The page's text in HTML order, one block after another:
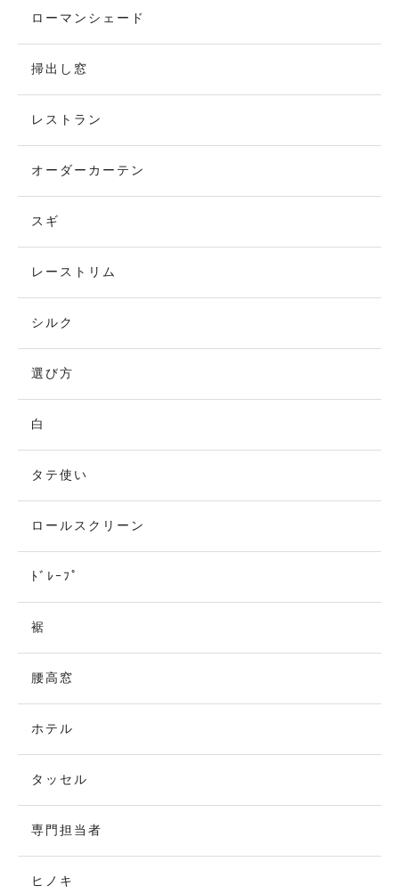
ローマンシェード
掃出し窓
レストラン
オーダーカーテン
スギ
レーストリム
シルク
選び方
白
タテ使い
ロールスクリーン
ﾄﾞﾚｰﾌﾟ
裾
腰高窓
ホテル
タッセル
専門担当者
ヒノキ